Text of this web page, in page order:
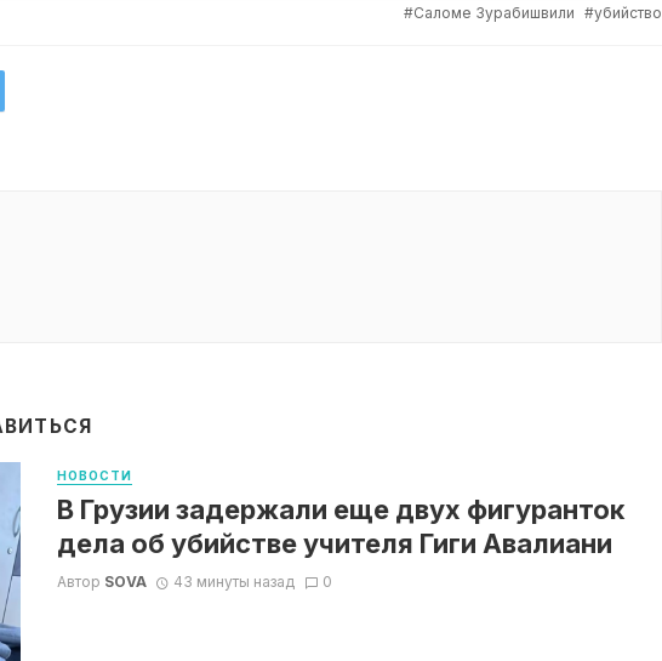
Саломе Зурабишвили
убийство
НОВОСТИ
В Грузии задержали еще двух фигуранток
дела об убийстве учителя Гиги Авалиани
Автор SOVA 43 минуты назад 0